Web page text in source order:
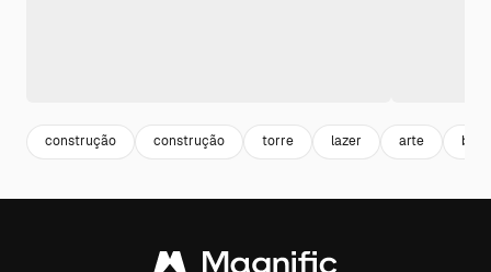
construção construção torre lazer arte